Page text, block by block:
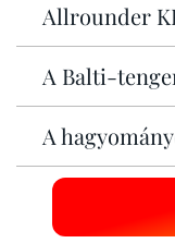
Allrounder
A Balti-
A